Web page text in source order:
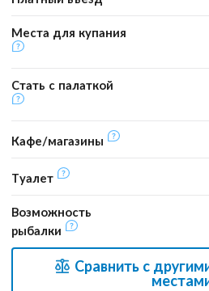
Места для купания
Стать с палаткой
Кафе/магазины
Туалет
Возможность
рыбалки
Сравнить с